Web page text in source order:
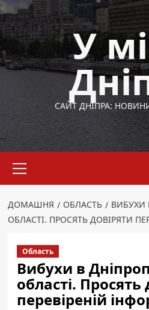
Перейти
до
вмісту
У
САЙТ ДНІПРА:
меню
ДОМАШНЯ ОБЛАСТЬ
ВИБУХИ
ОБЛАСТІ. ПРОСЯТЬ ДОВІРЯТИ
Область
Вибухи в
області. Просять
перевіреній